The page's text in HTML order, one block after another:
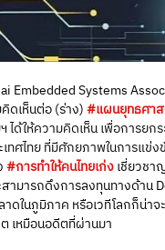
Embedded Systems
ดเห็นต่อ (ร่าง)#แผนยุทธศา
ได้ให้ความคิดเห็น เพื่อการย
ทศไทย ที่มีศักยภาพในการแ
#การทำให้คนไทยเก่งเชี่ยวชา
ามารถดึงการลงทุนทางด้า
าดในภูมิภาค หรือเวทีโลกก็น่
เหมือนอดีตที่ผ่านมา